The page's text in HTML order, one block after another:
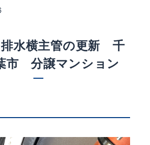
水横主管の更新 千
市 分譲マンション